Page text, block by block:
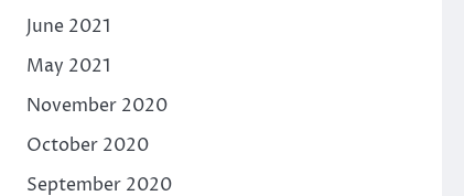
June 2021
May 2021
November 2020
October 2020
September 2020